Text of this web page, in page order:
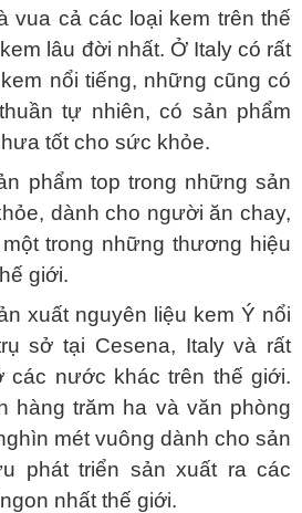
vua cả các loại kem trên thế
lâu đời nhất. Ở Italy có rất
nổi tiếng, những cũng có
tự nhiên, có sản phẩm
tốt cho sức khỏe.
phẩm top trong những sản
dành cho người ăn chay,
trong những thương hiệu
giới.
xuất nguyên liệu kem Ý nổi
sở tại Cesena, Italy và rất
các nước khác trên thế giới.
hàng trăm ha và văn phòng
mét vuông dành cho sản
phát triển sản xuất ra các
nhất thế giới.